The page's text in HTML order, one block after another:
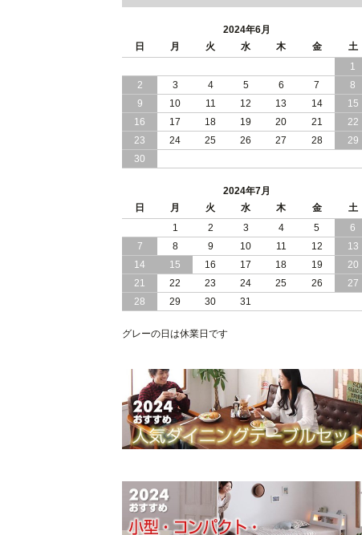
日本製 収納 跳ね上げ式 リフトアップ
ベッド 縦開き ヘッドボード 組立設置サ
ービス付き
2024/04/23
すのこ の 床板 簡単 軽い コンパクトな
大容量 収納 跳ね上げ式 ベッド
2024/03/28
おすすめ クイーン キング ワイドキング
サイズ で 通気性ある すのこ仕様 大容
畳 仕様 で 敷き布団 が使える 引き出し
収納 付き 大容量 チェスト ベッド 日本
製 ヘッドボードなし
2024/02/23
畳 の 床面 で 敷き布団 で 寝られる 引き
出し 収納庫 付 大容量 チェスト ベッド
日本製
し 収納庫 付き チェスト ベッド 日本製
2024年6月
日
月 火 水 木 金
土
1
2
3 4 5 6 7
8
9
10 11 12 13 14
15
16
17 18 19 20 21
22
23
24 25 26 27 28
29
30
2024年7月
日
月 火 水 木 金
土
1
2 3 4 5
6
7
8 9 10 11 12
13
14
15 16 17 18 19
20
21
22 23 24 25 26
27
28
29 30 31
グレーの日は休業日です